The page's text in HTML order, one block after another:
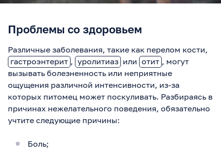
Проблемы со здоровьем
Различные заболевания, такие как перелом кости,
гастроэнтерит , уролитиаз или отит , могут
вызывать болезненность или неприятные
ощущения различной интенсивности, из-за
которых питомец может поскуливать. Разбираясь в
причинах нежелательного поведения, обязательно
учтите следующие причины:
Боль;